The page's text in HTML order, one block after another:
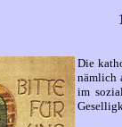
Die
nämlich
im